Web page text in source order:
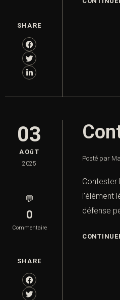
SHARE
03
AOûT
2025
💬
0
Commentaire
SHARE
Posté par
Contester
l’élément
défense